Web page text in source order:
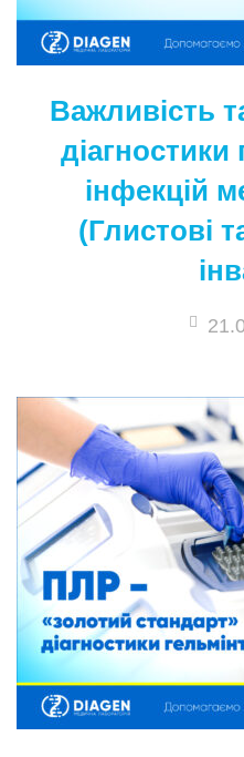
Важливість
інфекцій
(Глистові